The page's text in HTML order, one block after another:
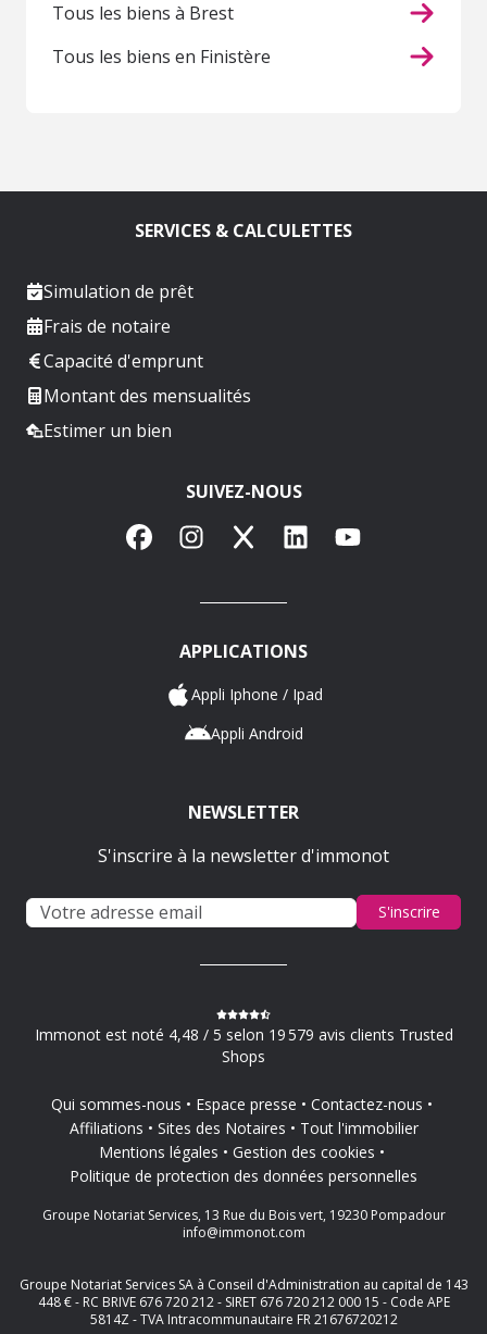
Tous les biens à Brest
Tous les biens en Finistère
SERVICES & CALCULETTES
Simulation de prêt
Frais de notaire
Capacité d'emprunt
Montant des mensualités
Estimer un bien
SUIVEZ-NOUS
FacebookInstagram
X LinkedInYouTube
APPLICATIONS
Appli Iphone / Ipad
Appli Android
NEWSLETTER
S'inscrire à la newsletter d'immonot
S'inscrire
Immonot est noté 4,48 / 5 selon 19 579 avis clients Trusted
Shops
Qui sommes-nous Espace presse
Contactez-nous
Affiliations
Sites des Notaires
Tout l'immobilier
Mentions légales
Gestion des cookies
Politique de protection des données personnelles
Groupe Notariat Services, 13 Rue du Bois vert, 19230 Pompadour
info@immonot.com
Groupe Notariat Services SA à Conseil d'Administration au capital de 143
448 € - RC BRIVE 676 720 212 - SIRET 676 720 212 000 15 - Code APE
5814Z - TVA Intracommunautaire FR 21676720212